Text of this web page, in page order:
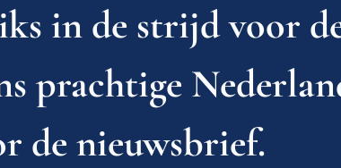
in de strijd voor
prachtige
de nieuwsbrief.